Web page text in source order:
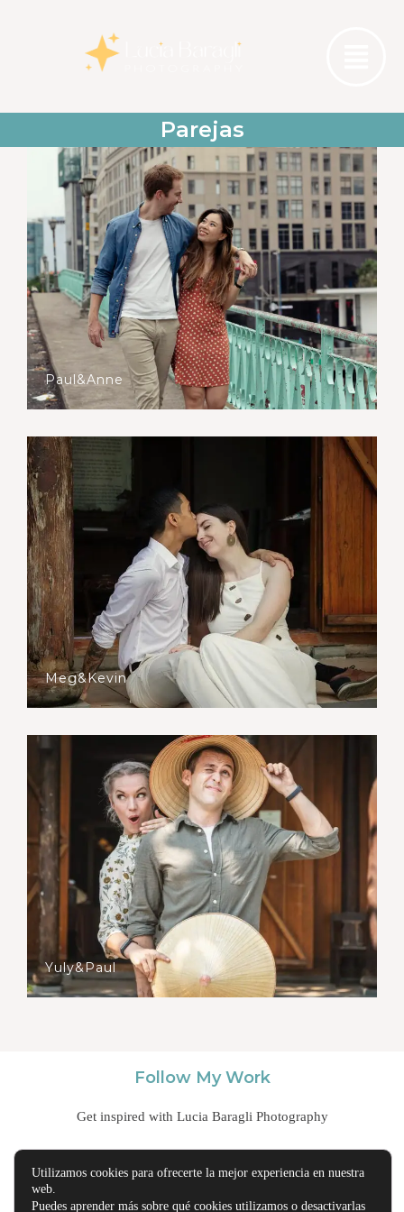
Parejas
Paul&Anne
Meg&Kevin
Yuly&Paul
Follow My Work
Get inspired with Lucia Baragli Photography
hello@luciabaragli.com
Utilizamos cookies para ofrecerte la mejor experiencia en nuestra
web.
Puedes aprender más sobre qué cookies utilizamos o desactivarlas